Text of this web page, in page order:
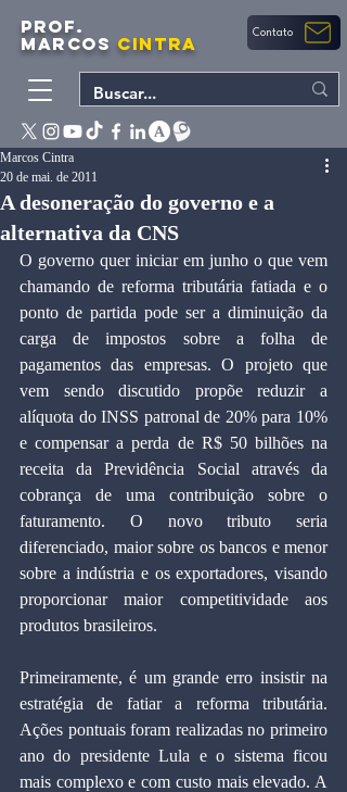
PROF.
MARCOS CINTRA Contato
A desoneração do governo e a
alternativa da CNS
Marcos Cintra
20 de mai. de 2011
O governo quer iniciar em junho o que vem
chamando de reforma tributária fatiada e o
ponto de partida pode ser a diminuição da
carga de impostos sobre a folha de
pagamentos das empresas. O projeto que
vem sendo discutido propõe reduzir a
alíquota do INSS patronal de 20% para 10%
e compensar a perda de R$ 50 bilhões na
receita da Previdência Social através da
cobrança de uma contribuição sobre o
faturamento. O novo tributo seria
diferenciado, maior sobre os bancos e menor
sobre a indústria e os exportadores, visando
proporcionar maior competitividade aos
produtos brasileiros.
Primeiramente, é um grande erro insistir na
estratégia de fatiar a reforma tributária.
Ações pontuais foram realizadas no primeiro
ano do presidente Lula e o sistema ficou
mais complexo e com custo mais elevado. A